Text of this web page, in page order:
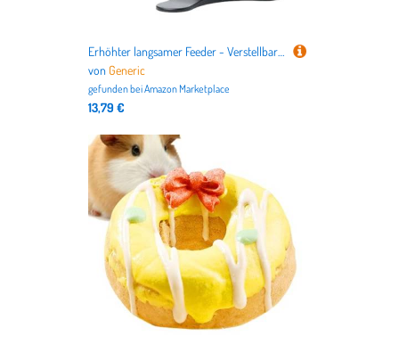
Erhöhter langsamer Feeder - Verstellbare PET -Schüssel, erhöhter Fütterungsständer | Non -Slip -Wasser -Basis, Höhe anpassbare Lebensmittelstation, Feeder für kleine Hunde
von Generic
gefunden beiAmazon Marketplace
13,79 €